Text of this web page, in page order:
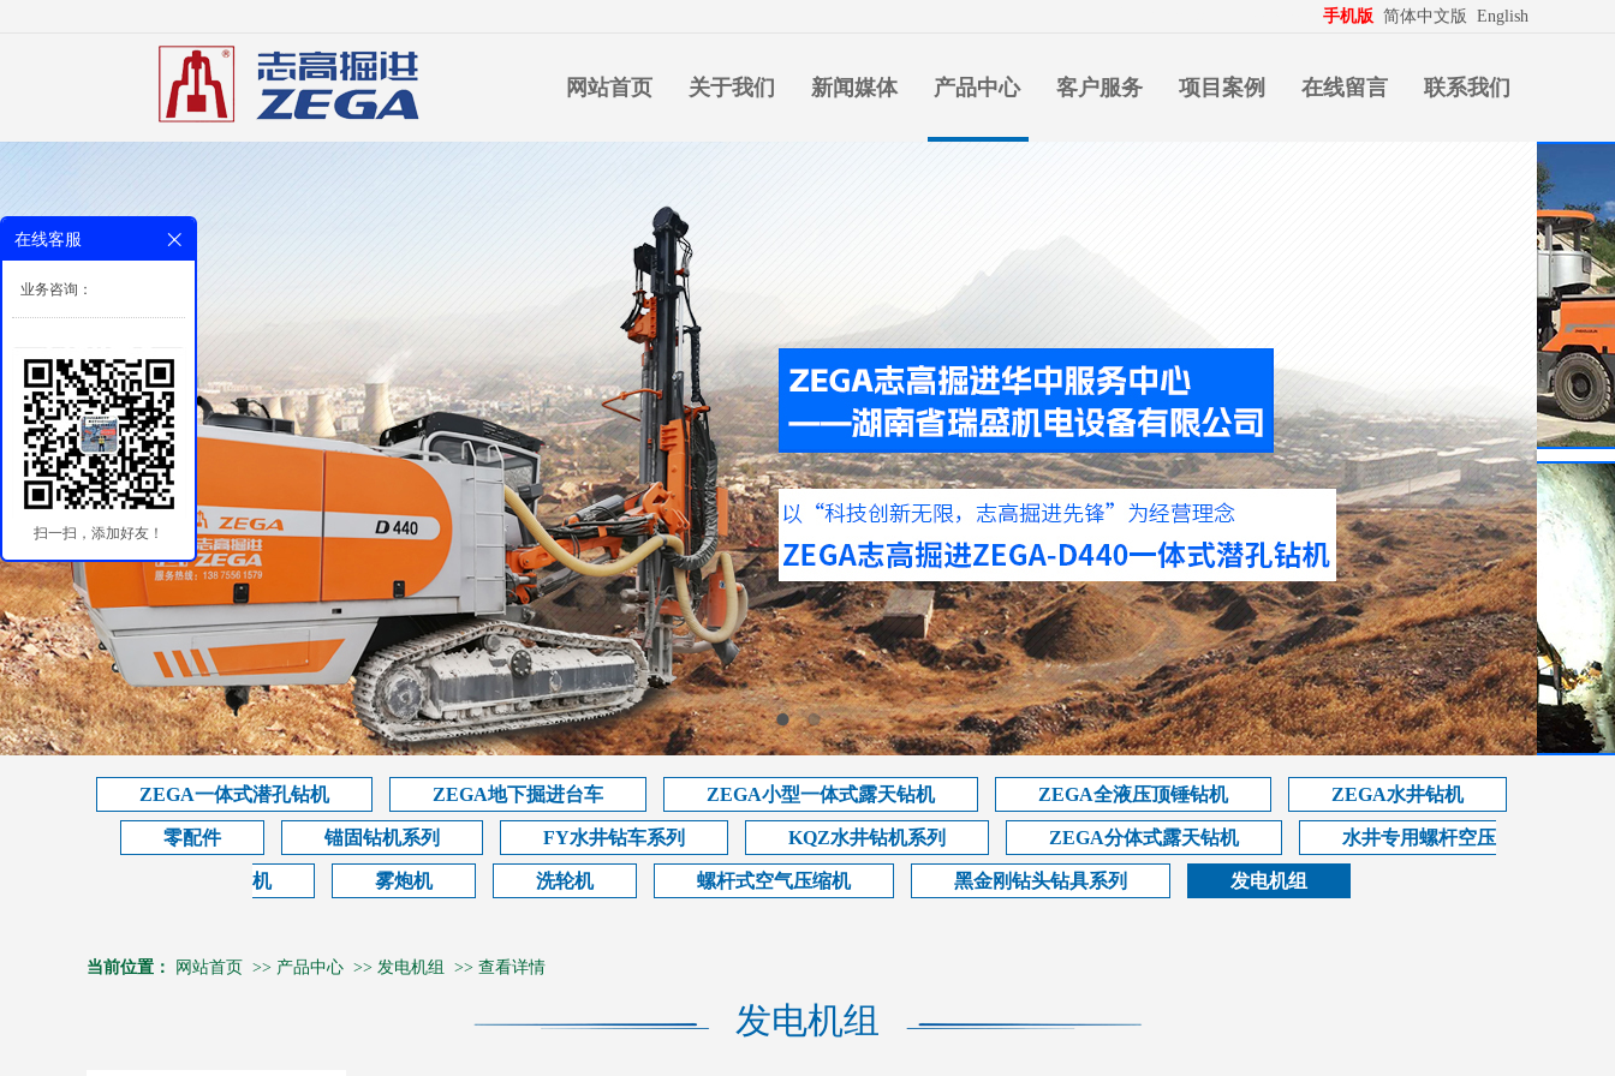
手机版 简体中文版 English
网站首页 关于我们 新闻媒体 产品中心 客户服务 项目案例 在线留言 联系我们
ZEGA一体式潜孔钻机 ZEGA地下掘进台车 ZEGA小型一体式露天钻机 ZEGA全液压顶锤钻机 ZEGA水井钻机
零配件 锚固钻机系列 FY水井钻车系列 KQZ水井钻机系列 ZEGA分体式露天钻机 水井专用螺杆空压
机 雾炮机 洗轮机 螺杆式空气压缩机 黑金刚钻头钻具系列 发电机组
当前位置： 网站首页 >> 产品中心 >> 发电机组 >> 查看详情
发电机组
在线客服
业务咨询：
扫一扫，添加好友！